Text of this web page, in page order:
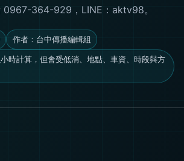
0967-364-929，LINE：aktv98。
作者：台中傳播編輯組
時計算，但會受低消、地點、車資、時段與方